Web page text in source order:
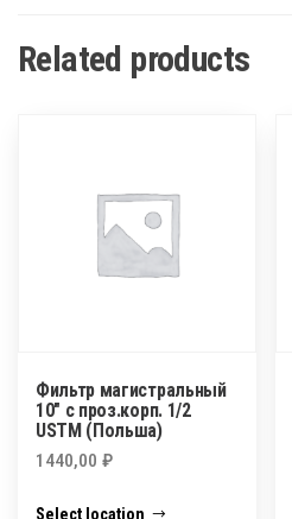
Related products
Фильтр магистральный
10″ с проз.корп. 1/2
USTM (Польша)
1440,00 ₽
Select location